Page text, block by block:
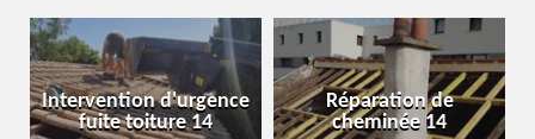
Intervention d'urgence
fuite toiture 14
Réparation de
cheminée 14